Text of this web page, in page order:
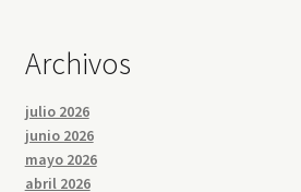
Archivos
julio 2026
junio 2026
mayo 2026
abril 2026